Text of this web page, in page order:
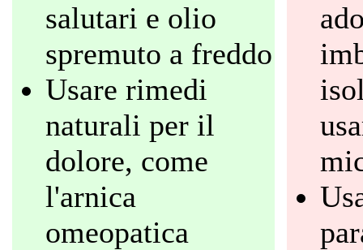
salutari e olio
spremuto a freddo
Usare rimedi
naturali per il
dolore, come
l'arnica
omeopatica